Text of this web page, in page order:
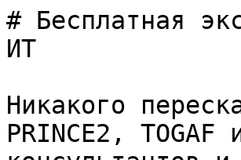
# Бесплатная
ИТ
Никакого
PRINCE2,